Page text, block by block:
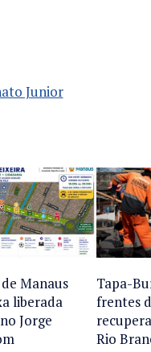
Junior
Manaus
liberada
Jorge
Tapa-
frentes
Rio